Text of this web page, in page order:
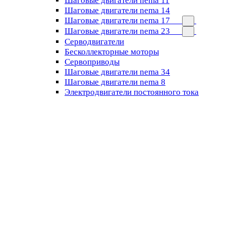
Шаговые двигатели nema 14
Шаговые двигатели nema 17
Шаговые двигатели nema 23
Cерводвигатели
Бесколлекторные моторы
Сервоприводы
Шаговые двигатели nema 34
Шаговые двигатели nema 8
Электродвигатели постоянного тока